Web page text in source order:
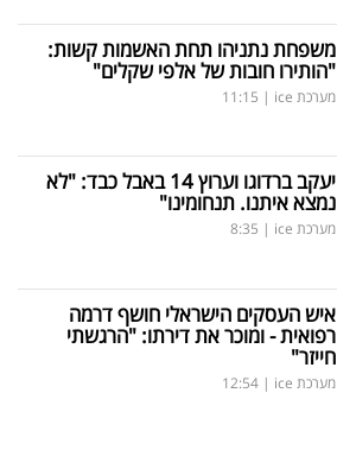
משפחת נתניהו תחת האשמות קשות:
"הותירו חובות של אלפי שקלים"
מערכת ice |
11:15
יעקב ברדוגו וערוץ 14 באבל כבד: "לא
נמצא איתנו. תנחומינו"
מערכת ice |
8:35
איש העסקים הישראלי חושף דרמה
רפואית - ומוכר את דירתו: "הרגשתי
חייזר"
מערכת ice |
12:54